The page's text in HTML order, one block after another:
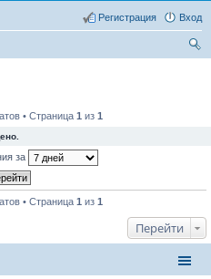
Вход
Регистрация
• Страница 1 из 1
за
• Страница 1 из 1
Перейти